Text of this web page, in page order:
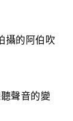
攝的阿伯吹
聲音的變